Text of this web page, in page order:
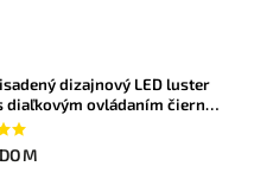
dizajnový LED luster
diaľkovým ovládaním čierny